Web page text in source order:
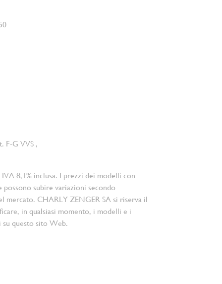
F-G VVS ,
8,1% inclusa. I prezzi dei modelli con
possono subire variazioni secondo
mercato. CHARLY ZENGER SA si riserva il
in qualsiasi momento, i modelli e i
su questo sito Web.